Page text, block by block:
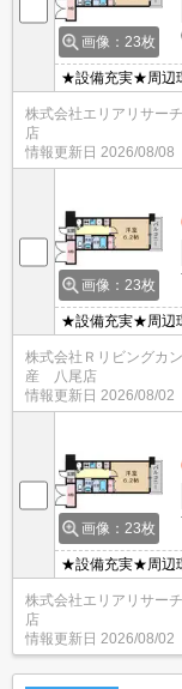
画像：23枚
★設備充実★周辺
株式会社エリアリサー
店
情報更新日 2026/08/08
画像：23枚
★設備充実★周辺
株式会社Ｒリビングカ
産 八尾店
情報更新日 2026/08/02
画像：23枚
★設備充実★周辺
株式会社エリアリサー
店
情報更新日 2026/08/02